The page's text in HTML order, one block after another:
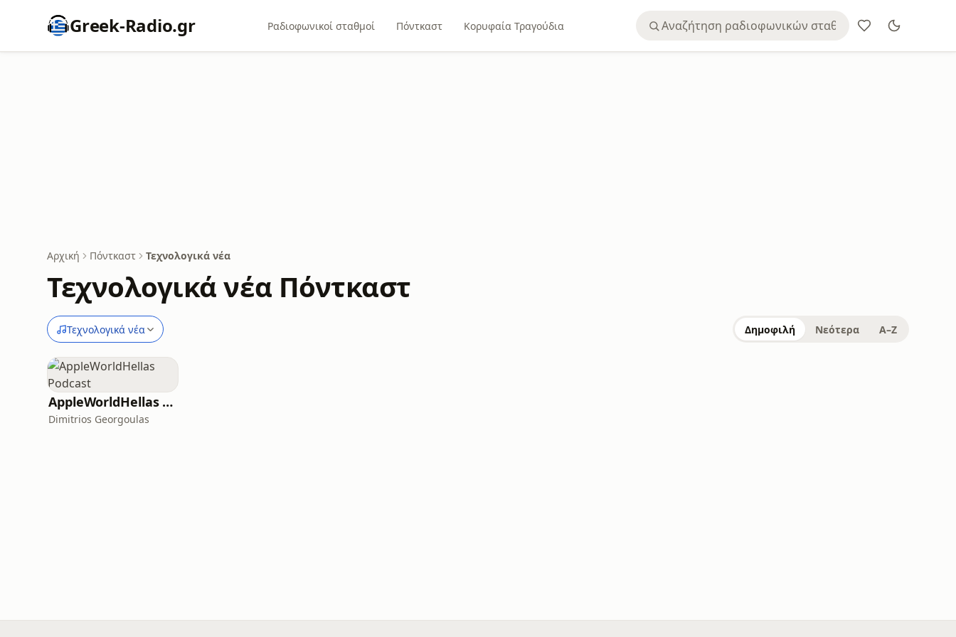
Greek-Radio.gr Ραδιοφωνικοί σταθμοί Πόντκαστ Κορυφαία Τραγούδια
Αρχική Πόντκαστ Τεχνολογικά νέα
Τεχνολογικά νέα Πόντκαστ
Τεχνολογικά νέα Δημοφιλή Νεότερα A–Z
AppleWorldHellas Podcast
Dimitrios Georgoulas